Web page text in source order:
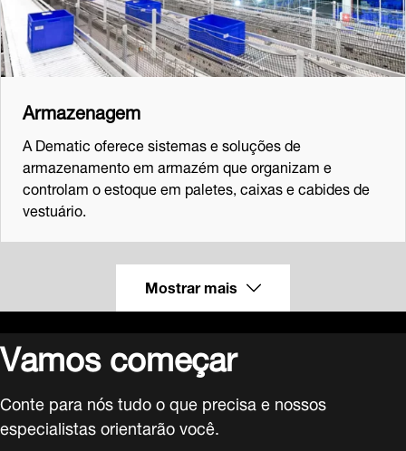
Armazenagem
A Dematic oferece sistemas e soluções de
armazenamento em armazém que organizam e
controlam o estoque em paletes, caixas e cabides de
vestuário.
Mostrar mais
Vamos começar
Conte para nós tudo o que precisa e nossos
especialistas orientarão você.